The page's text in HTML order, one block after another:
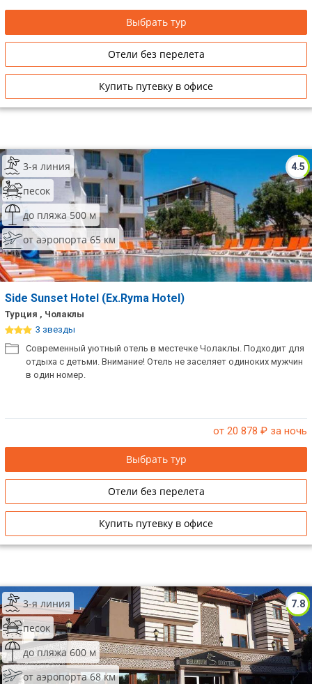
Выбрать тур
Отели без перелета
Купить путевку в офисе
4.5
3-я линия
песок
до пляжа 500 м
от аэропорта 65 км
Side Sunset Hotel (Ex.Ryma Hotel)
Турция , Чолаклы
3 звезды
Современный уютный отель в местечке Чолаклы. Подходит для
отдыха с детьми. Внимание! Отель не заселяет одиноких мужчин
в один номер.
от 20 878 ₽ за ночь
Выбрать тур
Отели без перелета
Купить путевку в офисе
7.8
3-я линия
песок
до пляжа 600 м
от аэропорта 68 км